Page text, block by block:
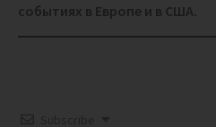
событиях в Европе и в США.